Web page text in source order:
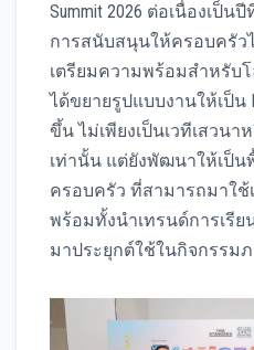
Summit 2026 ต่อเนื่องเป็
การสนับสนุนให้ครอบครัว
เตรียมความพร้อมสำหรับ
ได้ขยายรูปแบบงานให้เป็น
ขึ้น ไม่เพียงเป็นเวทีเสวนา
เท่านั้น แต่ยังพัฒนาให้เป็น
ครอบครัว ที่สามารถมาใ
พร้อมทั้งนำเทรนด์การเรีย
มาประยุกต์ใช้ในกิจกรรม